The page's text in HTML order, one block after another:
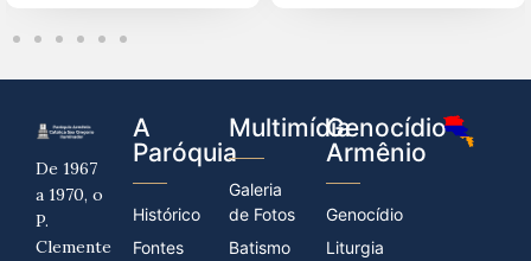
De 1967
a 1970, o
P.
Clemente
A
Paróquia
Histórico
Fontes
Multimídia
Galeria
de Fotos
Batismo
Genocídio
Armênio
Genocídio
Liturgia